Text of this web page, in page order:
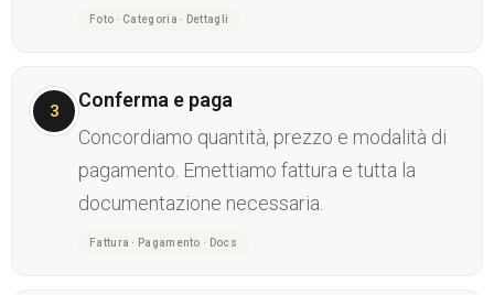
Foto · Categoria · Dettagli
3
Conferma e paga
Concordiamo quantità, prezzo e modalità di
pagamento. Emettiamo fattura e tutta la
documentazione necessaria.
Fattura · Pagamento · Docs